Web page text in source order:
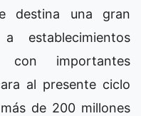
destina una gran
establecimientos
con importantes
al presente ciclo
de 200 millones